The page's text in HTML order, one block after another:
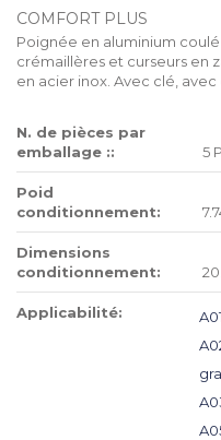
COMFORT PLUS
Poignée en aluminium
crémaillères et curseurs en
en acier inox. Avec clé, avec
N. de pièces par
emballage ::
5
Poid
conditionnement:
Dimensions
conditionnement:
Applicabilité: